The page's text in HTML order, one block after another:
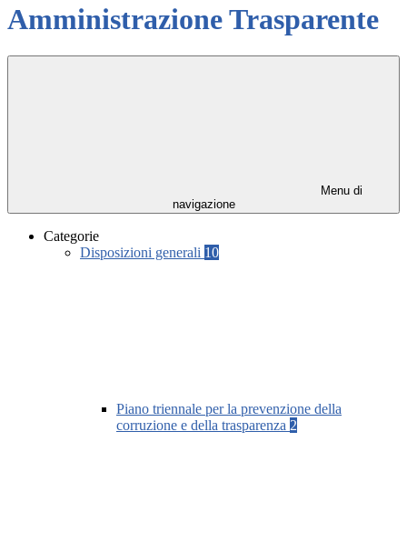
Amministrazione Trasparente
Menu di
navigazione
Categorie
Disposizioni generali 10
Piano triennale per la prevenzione della
corruzione e della trasparenza 2